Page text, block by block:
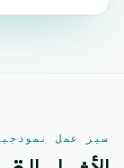
سير عمل